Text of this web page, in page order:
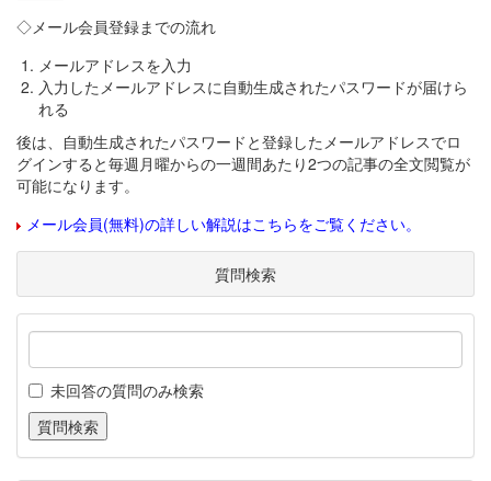
◇メール会員登録までの流れ
メールアドレスを入力
入力したメールアドレスに自動生成されたパスワードが届けら
れる
後は、自動生成されたパスワードと登録したメールアドレスでロ
グインすると毎週月曜からの一週間あたり2つの記事の全文閲覧が
可能になります。
メール会員(無料)の詳しい解説はこちらをご覧ください。
質問検索
未回答の質問のみ検索